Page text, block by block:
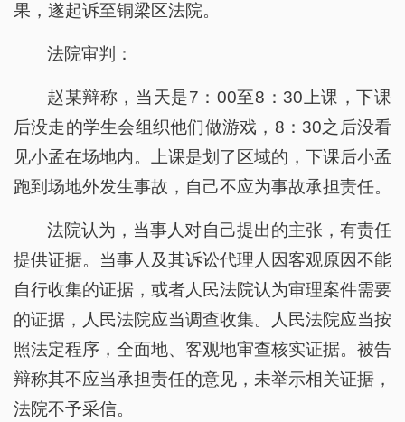
果，遂起诉至铜梁区法院。
法院审判：
赵某辩称，当天是7：00至8：30上课，下课
后没走的学生会组织他们做游戏，8：30之后没看
见小孟在场地内。上课是划了区域的，下课后小孟
跑到场地外发生事故，自己不应为事故承担责任。
法院认为，当事人对自己提出的主张，有责任
提供证据。当事人及其诉讼代理人因客观原因不能
自行收集的证据，或者人民法院认为审理案件需要
的证据，人民法院应当调查收集。人民法院应当按
照法定程序，全面地、客观地审查核实证据。被告
辩称其不应当承担责任的意见，未举示相关证据，
法院不予采信。